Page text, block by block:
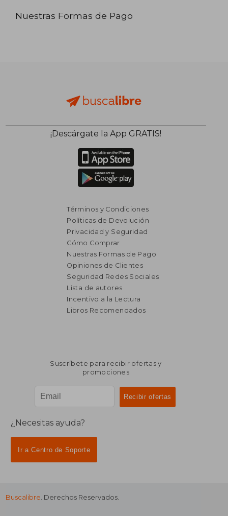
Nuestras Formas de Pago
¡Descárgate la App GRATIS!
Términos y Condiciones
Políticas de Devolución
Privacidad y Seguridad
Cómo Comprar
Nuestras Formas de Pago
Opiniones de Clientes
Seguridad Redes Sociales
Lista de autores
Incentivo a la Lectura
Libros Recomendados
Suscríbete para recibir ofertas y
promociones
¿Necesitas ayuda?
Ir a Centro de Soporte
Buscalibre. Derechos Reservados.